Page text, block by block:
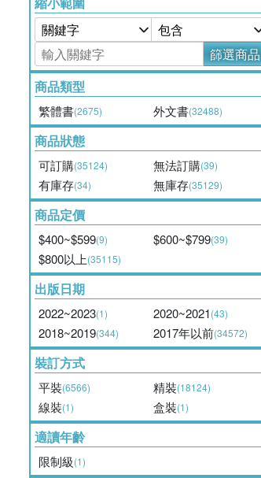
篩選商品
商品類型
繁體書(2675) 外文書(32488)
商品狀態
可訂購(35124) 無法訂購(39)
有庫存(34) 無庫存(35129)
商品定價
$400~$599(9) $600~$799(39)
$800以上(35115)
出版日期
2022~2023(1) 2020~2021(43)
2018~2019(344) 2017年以前(34572)
裝訂方式
平裝(6566) 精裝(18124)
線裝(1) 盒裝(1)
適讀年齡
限制級(1)